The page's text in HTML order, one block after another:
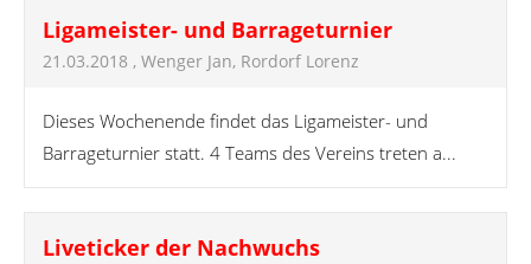
Ligameister- und Barrageturnier
21.03.2018 , Wenger Jan, Rordorf Lorenz
Dieses Wochenende findet das Ligameister- und
Barrageturnier statt. 4 Teams des Vereins treten a...
Liveticker der Nachwuchs